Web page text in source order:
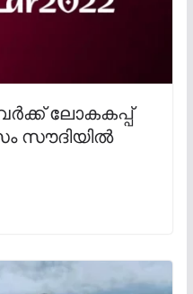
ലോകകപ്പ്
സൗദിയിൽ